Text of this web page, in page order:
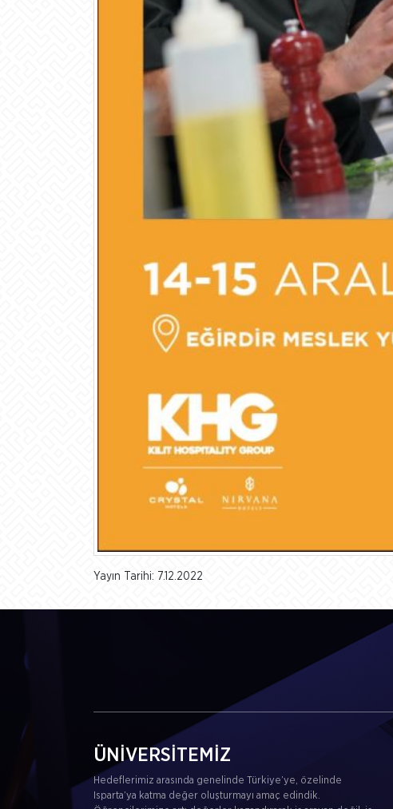
Yayın Tarihi: 7.12.2022
ÜNİVERSİTEMİZ
Hedeflerimiz arasında genelinde Türkiye’ye, özelinde
Isparta’ya katma değer oluşturmayı amaç edindik.